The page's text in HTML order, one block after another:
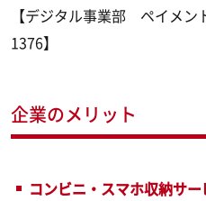
【デジタル事業部 ペイメ
1376】
企業のメリット
コンビニ・スマホ収納サ